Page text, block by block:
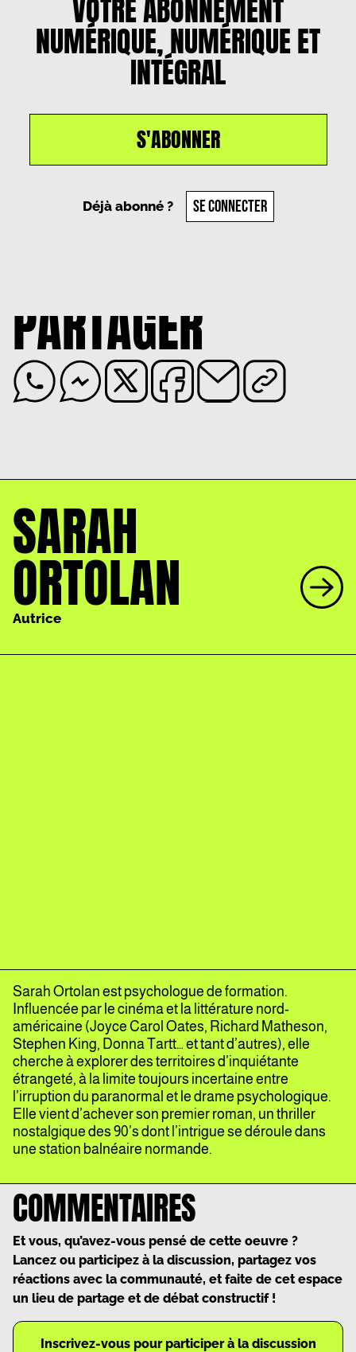
VOTRE ABONNEMENT
NUMÉRIQUE, NUMÉRIQUE ET
INTÉGRAL
S'ABONNER
Déjà abonné ? SE CONNECTER
PARTAGER
SARAH
ORTOLAN
Autrice
Sarah Ortolan est psychologue de formation.
Influencée par le cinéma et la littérature nord-
américaine (Joyce Carol Oates, Richard Matheson,
Stephen King, Donna Tartt… et tant d’autres), elle
cherche à explorer des territoires d’inquiétante
étrangeté, à la limite toujours incertaine entre
l’irruption du paranormal et le drame psychologique.
Elle vient d’achever son premier roman, un thriller
nostalgique des 90’s dont l’intrigue se déroule dans
une station balnéaire normande.
COMMENTAIRES
Et vous, qu’avez-vous pensé de cette oeuvre ?
Lancez ou participez à la discussion, partagez vos
réactions avec la communauté, et faite de cet espace
un lieu de partage et de débat constructif !
Inscrivez-vous pour participer à la discussion